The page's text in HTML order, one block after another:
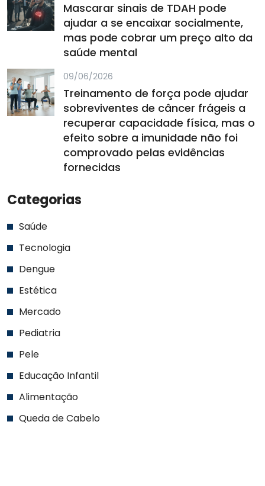
Mascarar sinais de TDAH pode
ajudar a se encaixar socialmente,
mas pode cobrar um preço alto da
saúde mental
09/06/2026
Treinamento de força pode ajudar
sobreviventes de câncer frágeis a
recuperar capacidade física, mas o
efeito sobre a imunidade não foi
comprovado pelas evidências
fornecidas
Categorias
Saúde
Tecnologia
Dengue
Estética
Mercado
Pediatria
Pele
Educação Infantil
Alimentação
Queda de Cabelo